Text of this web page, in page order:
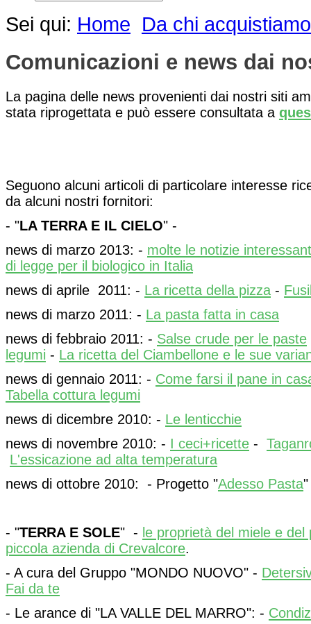
Sei qui: Home Da chi acquistiamo
Comunicazioni e news dai
La pagina delle news provenienti dai nostri siti
stata riprogettata e può essere consultata a
Seguono alcuni articoli di particolare interesse
da alcuni nostri fornitori:
- "LA TERRA E IL CIELO" -
news di marzo 2013: - molte le notizie
di legge per il biologico in Italia
news di aprile 2011: - La ricetta della pizza -
news di marzo 2011: - La pasta fatta in casa
news di febbraio 2011: - Salse crude per le paste
legumi - La ricetta del Ciambellone e le sue
news di gennaio 2011: - Come farsi il pane in
Tabella cottura legumi
news di dicembre 2010: - Le lenticchie
news di novembre 2010: - I ceci+ricette -
L'essicazione ad alta temperatura
news di ottobre 2010: - Progetto "Adesso Pasta"
- "TERRA E SOLE" - le proprietà del miele e
piccola azienda di Crevalcore.
- A cura del Gruppo "MONDO NUOVO" -
Fai da te
- Le arance di "LA VALLE DEL MARRO": -